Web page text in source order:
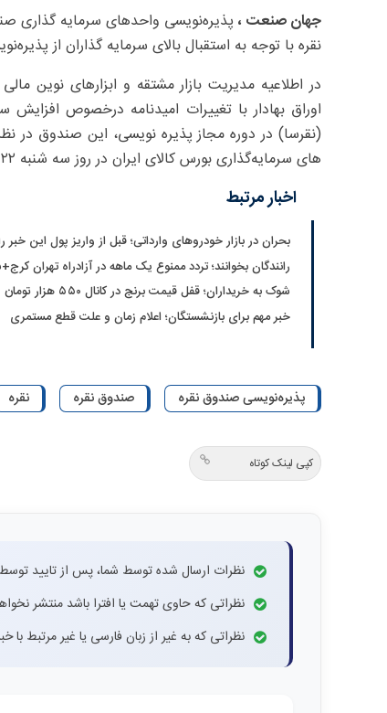
جهان صنعت ،
نقره با توجه به استقبال بالای سرمایه گذاران از پذیره‌نویسی
در اطلاعیه مدیریت بازار مشتقه و ابزارهای نوین
های سرمایه‌گذاری بورس کالای ایران در روز سه شنبه ۲۲ اردیبهشت به مدت ۳ روز کاری پذیره‌نویسی کند.
اخبار مرتبط
بحران در بازار خودروهای وارداتی؛ قبل از واریز پول این خبر
رانندگان بخوانند؛ تردد ممنوع یک ماهه در آزادراه تهران
شوک به خریداران؛ قفل قیمت برنج در کانال ۵۵۰ هزار تومان
خبر مهم برای بازنشستگان؛ اعلام زمان و علت قطع مستمری
پذیره‌نویسی صندوق نقره صندوق نقره نقره
کپی لینک کوتاه
نظرات ارسال شده توسط شما، پس از تایید
نظراتی که حاوی تهمت یا افترا باشد منتشر
نظراتی که به غیر از زبان فارسی یا غیر مرتبط